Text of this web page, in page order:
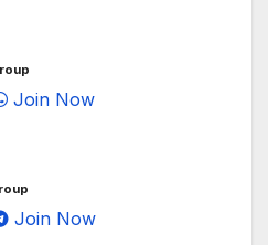
Join Now
Join Now